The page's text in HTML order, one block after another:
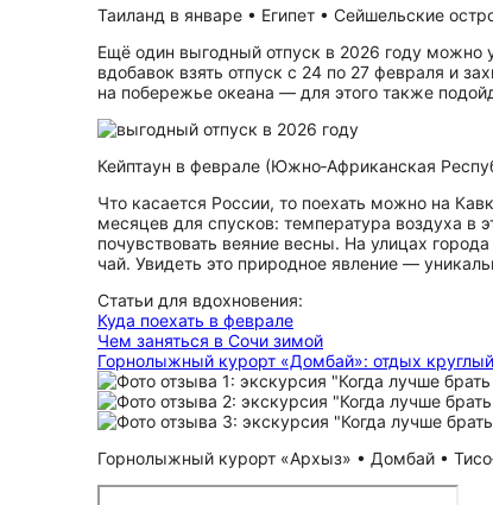
Таиланд в январе • Египет • Сейшельские
Ещё один выгодный отпуск в 2026 году можно
вдобавок взять отпуск с 24 по 27 февраля и
на побережье океана — для этого также
Кейптаун в феврале (Южно‑Африканская
Что касается России, то поехать можно на
месяцев для спусков: температура воздуха
почувствовать веяние весны. На улицах
чай. Увидеть это природное явление —
Статьи для вдохновения:
Куда поехать в феврале
Чем заняться в Сочи зимой
Горнолыжный курорт «Домбай»: отдых
Горнолыжный курорт «Архыз» • Домбай •